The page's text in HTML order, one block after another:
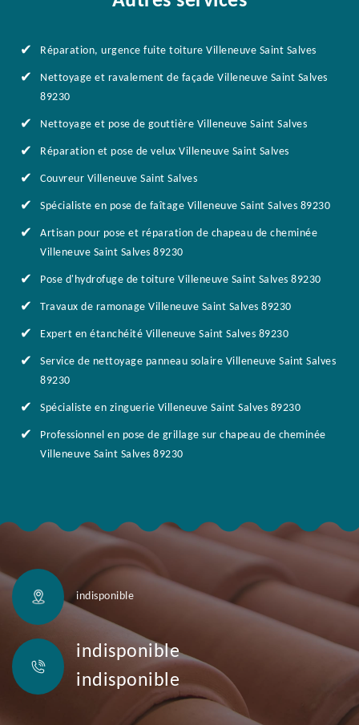
Réparation, urgence fuite toiture Villeneuve Saint Salves
Nettoyage et ravalement de façade Villeneuve Saint Salves
89230
Nettoyage et pose de gouttière Villeneuve Saint Salves
Réparation et pose de velux Villeneuve Saint Salves
Couvreur Villeneuve Saint Salves
Spécialiste en pose de faîtage Villeneuve Saint Salves 89230
Artisan pour pose et réparation de chapeau de cheminée
Villeneuve Saint Salves 89230
Pose d'hydrofuge de toiture Villeneuve Saint Salves 89230
Travaux de ramonage Villeneuve Saint Salves 89230
Expert en étanchéité Villeneuve Saint Salves 89230
Service de nettoyage panneau solaire Villeneuve Saint Salves
89230
Spécialiste en zinguerie Villeneuve Saint Salves 89230
Professionnel en pose de grillage sur chapeau de cheminée
Villeneuve Saint Salves 89230
indisponible
indisponible
indisponible